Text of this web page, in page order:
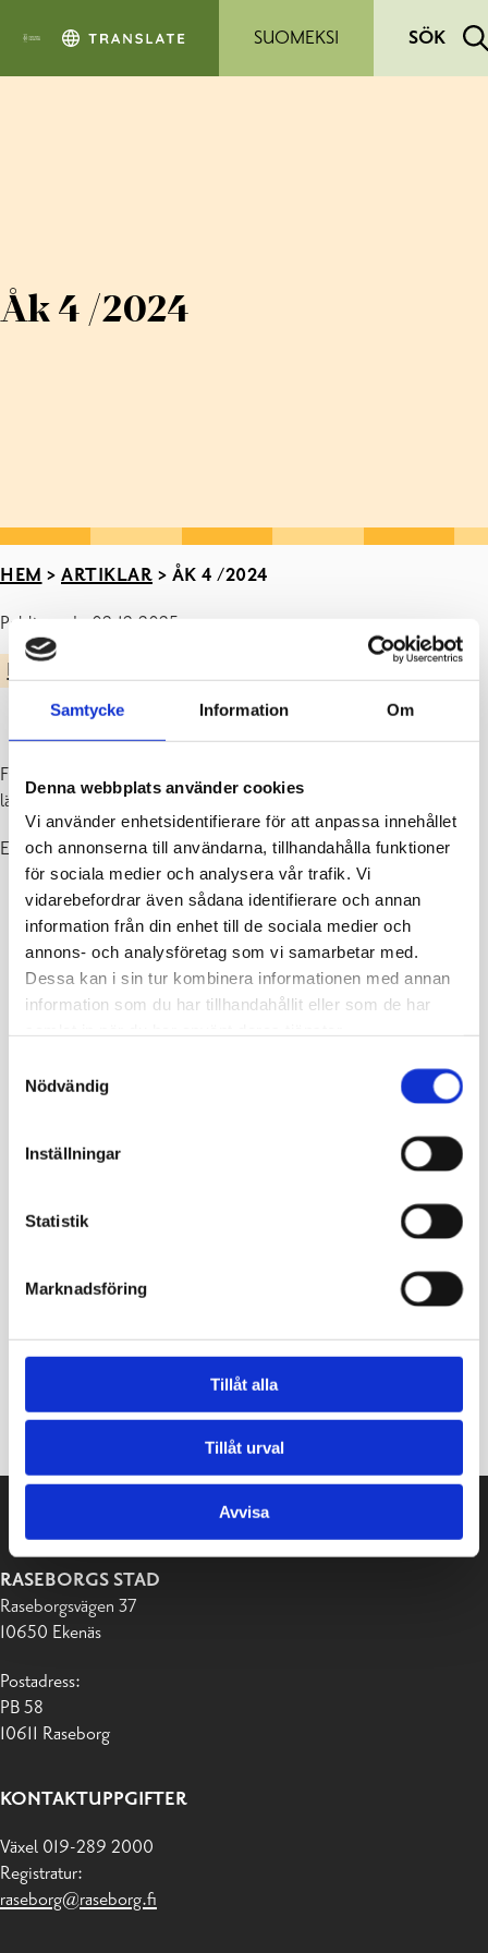
Samtycke Information Om
Denna webbplats använder cookies
Vi använder enhetsidentifierare för att anpassa innehållet
och annonserna till användarna, tillhandahålla funktioner
för sociala medier och analysera vår trafik. Vi
vidarebefordrar även sådana identifierare och annan
information från din enhet till de sociala medier och
annons- och analysföretag som vi samarbetar med.
Dessa kan i sin tur kombinera informationen med annan
information som du har tillhandahållit eller som de har
Nödvändig
Inställningar
Statistik
Marknadsföring
Tillåt alla
Tillåt urval
Avvisa
SUOMEKSI
SÖK
Åk 4 /2024
HEM > ARTIKLAR > ÅK 4 /2024
Publicerad : 02.12.2025
KATARINASKOLANS BLOGG
Fyrorna har under våren jobbat med norden och de nordiska
länderna.
Eleverna har lagat collage om ett nordiskt land.
RASEBORGS STAD
Raseborgsvägen 37
10650 Ekenäs
Postadress:
PB 58
10611 Raseborg
KONTAKTUPPGIFTER
Växel 019-289 2000
Registratur:
raseborg@raseborg.fi